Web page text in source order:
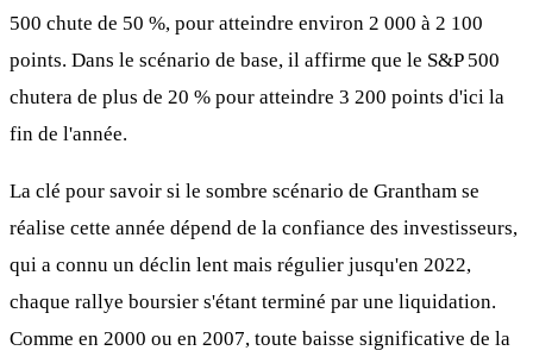
500 chute de 50 %, pour atteindre environ 2 000 à 2 100
points. Dans le scénario de base, il affirme que le S&P 500
chutera de plus de 20 % pour atteindre 3 200 points d'ici la
fin de l'année.
La clé pour savoir si le sombre scénario de Grantham se
réalise cette année dépend de la confiance des investisseurs,
qui a connu un déclin lent mais régulier jusqu'en 2022,
chaque rallye boursier s'étant terminé par une liquidation.
Comme en 2000 ou en 2007, toute baisse significative de la